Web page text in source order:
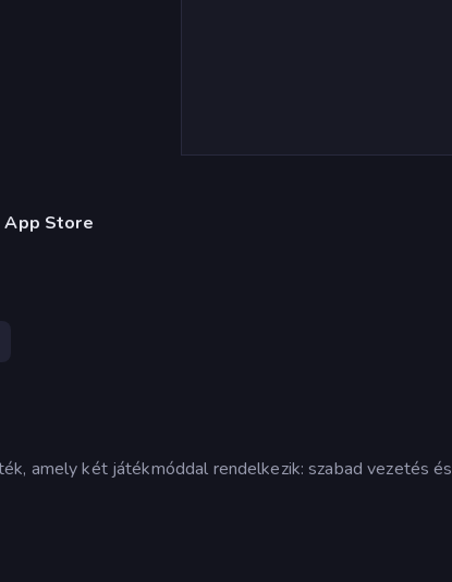
App Store
amely két játékmóddal rendelkezik: szabad vezetés és